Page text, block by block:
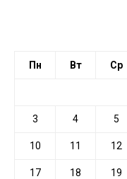
Пн Вт Ср
3 4 5
10 11 12
17 18 19